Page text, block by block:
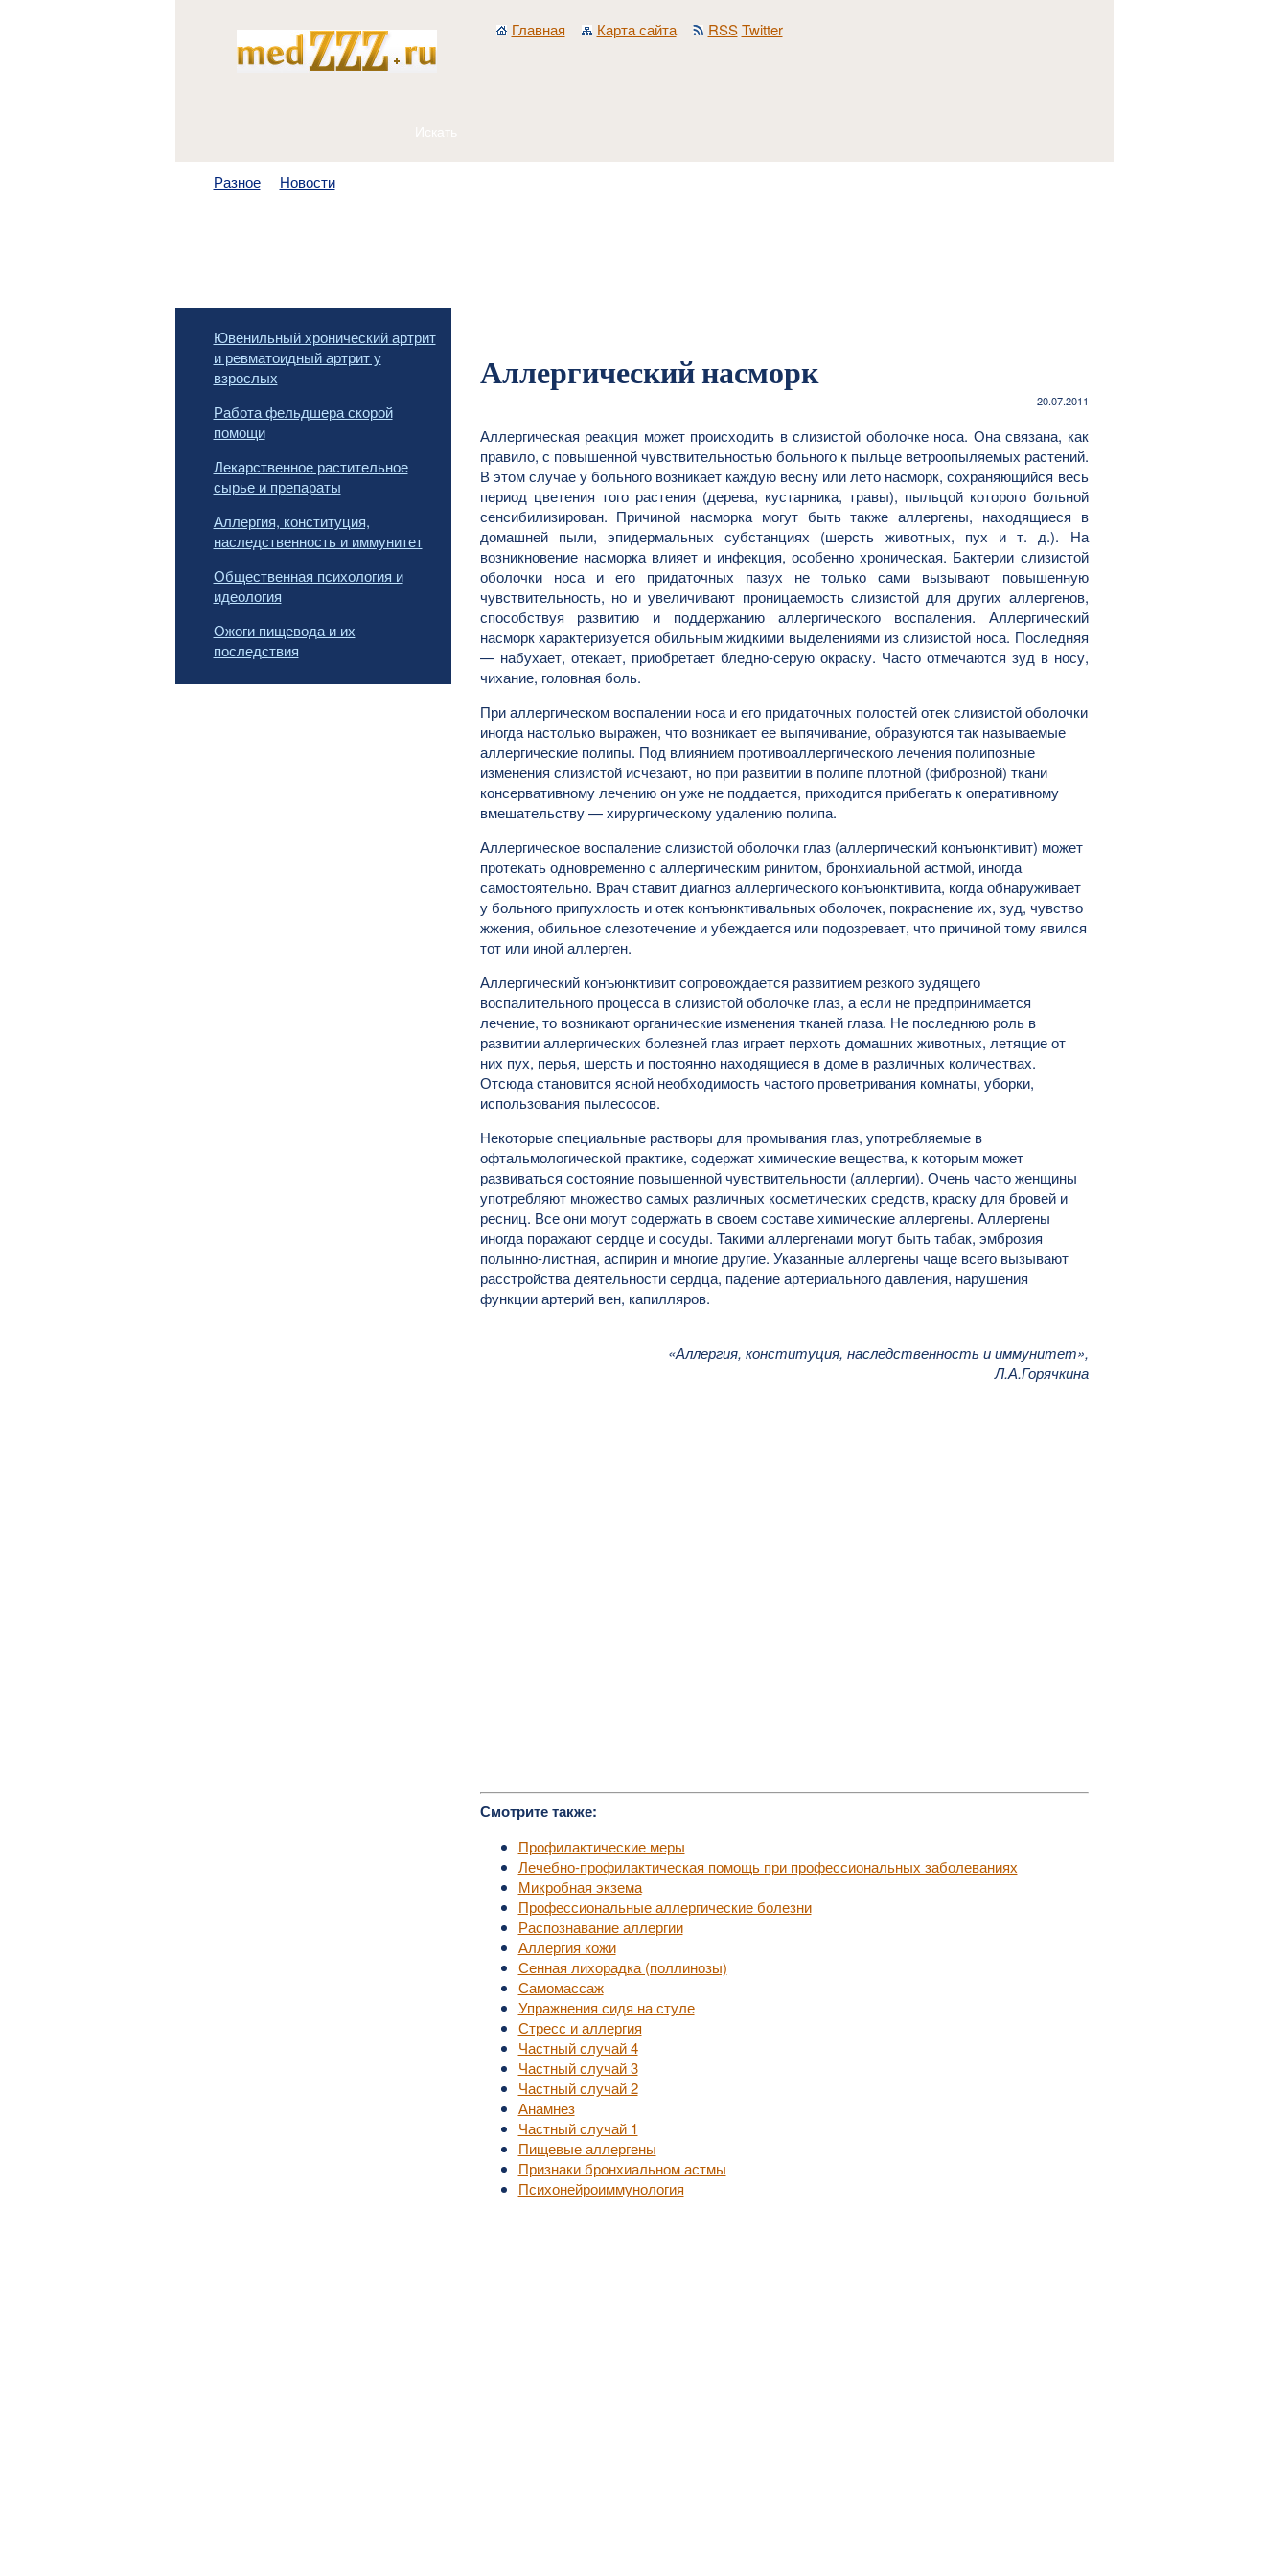
Главная Карта сайта RSS Twitter
Разное Новости
Ювенильный хронический артрит
и ревматоидный артрит у
взрослых
Работа фельдшера скорой
помощи
Лекарственное растительное
сырье и препараты
Аллергия, конституция,
наследственность и иммунитет
Общественная психология и
идеология
Ожоги пищевода и их
последствия
Аллергический насморк
20.07.2011
Аллергическая реакция может происходить в слизистой оболочке носа. Она связана, как
правило, с повышенной чувствительностью больного к пыльце ветроопыляемых растений.
В этом случае у больного возникает каждую весну или лето насморк, сохраняющийся весь
период цветения того растения (дерева, кустарника, травы), пыльцой которого больной
сенсибилизирован. Причиной насморка могут быть также аллергены, находящиеся в
домашней пыли, эпидермальных субстанциях (шерсть животных, пух и т. д.). На
возникновение насморка влияет и инфекция, особенно хроническая. Бактерии слизистой
оболочки носа и его придаточных пазух не только сами вызывают повышенную
чувствительность, но и увеличивают проницаемость слизистой для других аллергенов,
способствуя развитию и поддержанию аллергического воспаления. Аллергический
насморк характеризуется обильным жидкими выделениями из слизистой носа. Последняя
— набухает, отекает, приобретает бледно-серую окраску. Часто отмечаются зуд в носу,
чихание, головная боль.
При аллергическом воспалении носа и его придаточных полостей отек слизистой оболочки
иногда настолько выражен, что возникает ее выпячивание, образуются так называемые
аллергические полипы. Под влиянием противоаллергического лечения полипозные
изменения слизистой исчезают, но при развитии в полипе плотной (фиброзной) ткани
консервативному лечению он уже не поддается, приходится прибегать к оперативному
вмешательству — хирургическому удалению полипа.
Аллергическое воспаление слизистой оболочки глаз (аллергический конъюнктивит) может
протекать одновременно с аллергическим ринитом, бронхиальной астмой, иногда
самостоятельно. Врач ставит диагноз аллергического конъюнктивита, когда обнаруживает
у больного припухлость и отек конъюнктивальных оболочек, покраснение их, зуд, чувство
жжения, обильное слезотечение и убеждается или подозревает, что причиной тому явился
тот или иной аллерген.
Аллергический конъюнктивит сопровождается развитием резкого зудящего
воспалительного процесса в слизистой оболочке глаз, а если не предпринимается
лечение, то возникают органические изменения тканей глаза. Не последнюю роль в
развитии аллергических болезней глаз играет перхоть домашних животных, летящие от
них пух, перья, шерсть и постоянно находящиеся в доме в различных количествах.
Отсюда становится ясной необходимость частого проветривания комнаты, уборки,
использования пылесосов.
Некоторые специальные растворы для промывания глаз, употребляемые в
офтальмологической практике, содержат химические вещества, к которым может
развиваться состояние повышенной чувствительности (аллергии). Очень часто женщины
употребляют множество самых различных косметических средств, краску для бровей и
ресниц. Все они могут содержать в своем составе химические аллергены. Аллергены
иногда поражают сердце и сосуды. Такими аллергенами могут быть табак, эмброзия
полынно-листная, аспирин и многие другие. Указанные аллергены чаще всего вызывают
расстройства деятельности сердца, падение артериального давления, нарушения
функции артерий вен, капилляров.
«Аллергия, конституция, наследственность и иммунитет»,
Л.А.Горячкина
Смотрите также:
Профилактические меры
Лечебно-профилактическая помощь при профессиональных заболеваниях
Микробная экзема
Профессиональные аллергические болезни
Распознавание аллергии
Аллергия кожи
Сенная лихорадка (поллинозы)
Самомассаж
Упражнения сидя на стуле
Стресс и аллергия
Частный случай 4
Частный случай 3
Частный случай 2
Анамнез
Частный случай 1
Пищевые аллергены
Признаки бронхиальном астмы
Психонейроиммунология